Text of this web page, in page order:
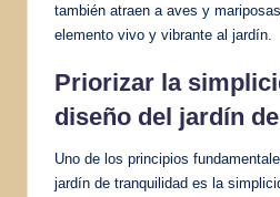
también atraen a aves y
elemento vivo y vibrante al jardín.
Priorizar la
diseño del jardín
Uno de los principios
jardín de tranquilidad es la